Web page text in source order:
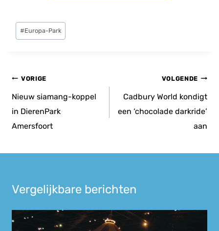
Bericht
tags:
#Europa-Park
Bericht
navigatie
VORIGE
Nieuw siamang-koppel
in DierenPark
Amersfoort
VOLGENDE
Cadbury World kondigt
een ‘chocolade darkride’
aan
Vergelijkbare berichten